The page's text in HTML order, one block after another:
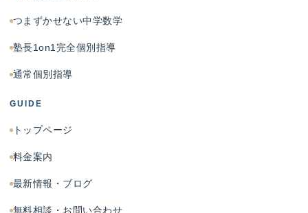
つまずかせない中学数学
塾長1on1完全個別指導
通常個別指導
GUIDE
トップページ
料金案内
最新情報・ブログ
無料相談・お問い合わせ